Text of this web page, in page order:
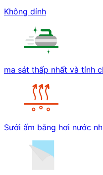
Không dính
ma sát thấp nhất và tính
Sưởi ấm bằng hơi nước